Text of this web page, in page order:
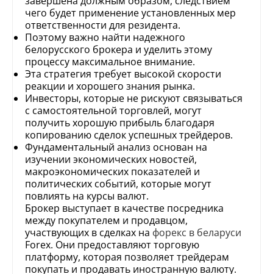
чего будет применение установленных мер
ответственности для резидента.
Поэтому важно найти надежного
белорусского брокера и уделить этому
процессу максимальное внимание.
Эта стратегия требует высокой скорости
реакции и хорошего знания рынка.
Инвесторы, которые не рискуют связываться
с самостоятельной торговлей, могут
получить хорошую прибыль благодаря
копированию сделок успешных трейдеров.
Фундаментальный анализ основан на
изучении экономических новостей,
макроэкономических показателей и
политических событий, которые могут
повлиять на курсы валют.
Брокер выступает в качестве посредника
между покупателем и продавцом,
участвующих в сделках на форекс в беларуси
Forex. Они предоставляют торговую
платформу, которая позволяет трейдерам
покупать и продавать иностранную валюту.